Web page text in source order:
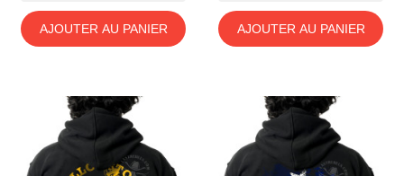
AJOUTER AU PANIER AJOUTER AU PANIER